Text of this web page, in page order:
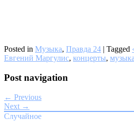
Posted in Музыка, Правда 24 | Tagged
Евгений Маргулис, концерты,
Post navigation
← Previous
Next →
Случайное